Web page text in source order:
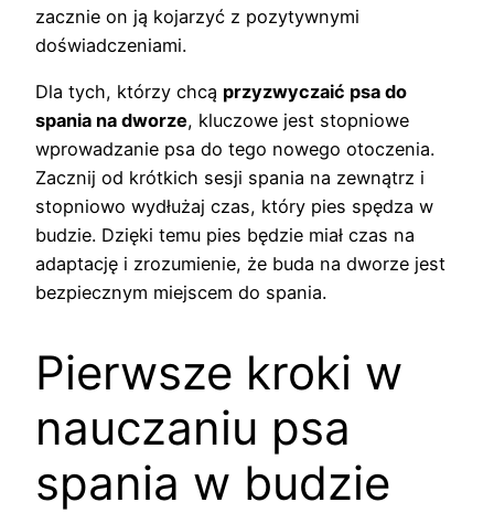
zacznie on ją kojarzyć z pozytywnymi
doświadczeniami.
Dla tych, którzy chcą przyzwyczaić psa do
spania na dworze, kluczowe jest stopniowe
wprowadzanie psa do tego nowego otoczenia.
Zacznij od krótkich sesji spania na zewnątrz i
stopniowo wydłużaj czas, który pies spędza w
budzie. Dzięki temu pies będzie miał czas na
adaptację i zrozumienie, że buda na dworze jest
bezpiecznym miejscem do spania.
Pierwsze kroki w
nauczaniu psa
spania w budzie